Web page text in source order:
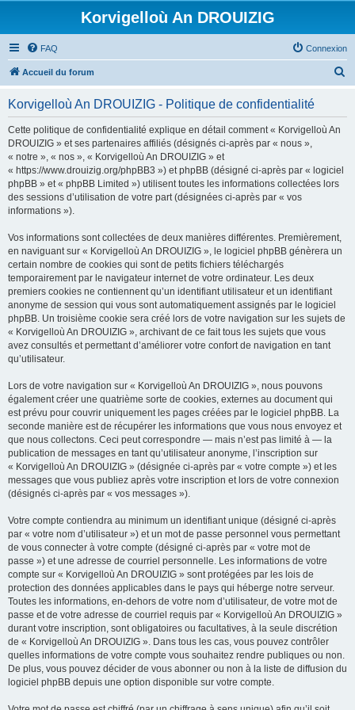
Korvigelloù An DROUIZIG
FAQ Connexion
Accueil du forum
Korvigelloù An DROUIZIG - Politique de confidentialité
Cette politique de confidentialité explique en détail comment « Korvigelloù An
DROUIZIG » et ses partenaires affiliés (désignés ci-après par « nous »,
« notre », « nos », « Korvigelloù An DROUIZIG » et
« https://www.drouizig.org/phpBB3 ») et phpBB (désigné ci-après par « logiciel
phpBB » et « phpBB Limited ») utilisent toutes les informations collectées lors
des sessions d’utilisation de votre part (désignées ci-après par « vos
informations »).
Vos informations sont collectées de deux manières différentes. Premièrement,
en naviguant sur « Korvigelloù An DROUIZIG », le logiciel phpBB génèrera un
certain nombre de cookies qui sont de petits fichiers téléchargés
temporairement par le navigateur internet de votre ordinateur. Les deux
premiers cookies ne contiennent qu’un identifiant utilisateur et un identifiant
anonyme de session qui vous sont automatiquement assignés par le logiciel
phpBB. Un troisième cookie sera créé lors de votre navigation sur les sujets de
« Korvigelloù An DROUIZIG », archivant de ce fait tous les sujets que vous
avez consultés et permettant d’améliorer votre confort de navigation en tant
qu’utilisateur.
Lors de votre navigation sur « Korvigelloù An DROUIZIG », nous pouvons
également créer une quatrième sorte de cookies, externes au document qui
est prévu pour couvrir uniquement les pages créées par le logiciel phpBB. La
seconde manière est de récupérer les informations que vous nous envoyez et
que nous collectons. Ceci peut correspondre — mais n’est pas limité à — la
publication de messages en tant qu’utilisateur anonyme, l’inscription sur
« Korvigelloù An DROUIZIG » (désignée ci-après par « votre compte ») et les
messages que vous publiez après votre inscription et lors de votre connexion
(désignés ci-après par « vos messages »).
Votre compte contiendra au minimum un identifiant unique (désigné ci-après
par « votre nom d’utilisateur ») et un mot de passe personnel vous permettant
de vous connecter à votre compte (désigné ci-après par « votre mot de
passe ») et une adresse de courriel personnelle. Les informations de votre
compte sur « Korvigelloù An DROUIZIG » sont protégées par les lois de
protection des données applicables dans le pays qui héberge notre serveur.
Toutes les informations, en-dehors de votre nom d’utilisateur, de votre mot de
passe et de votre adresse de courriel requis par « Korvigelloù An DROUIZIG »
durant votre inscription, sont obligatoires ou facultatives, à la seule discrétion
de « Korvigelloù An DROUIZIG ». Dans tous les cas, vous pouvez contrôler
quelles informations de votre compte vous souhaitez rendre publiques ou non.
De plus, vous pouvez décider de vous abonner ou non à la liste de diffusion du
logiciel phpBB depuis une option disponible sur votre compte.